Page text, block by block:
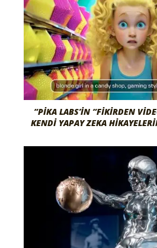
“PIKA LABS’IN “FIKIRDEN
KENDI YAPAY ZEKA